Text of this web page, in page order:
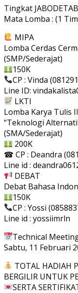
Tingkat
Mata Lomba : (1
MIPA
Lomba Cerdas
(SMP/Sederajat)
150K
CP : Vinda
Line ID:
LKTI
Lomba Karya Tulis
“Teknologi
(SMA/Sederajat)
200K
☎ CP : Deandra
Line id :
DEBAT
Debat Bahasa
150K
CP : Yossi
Line id : yossiimrln
Technical
Sabtu, 11 Februari
TOTAL HADIAH
BERGILIR UNTUK
SERTA